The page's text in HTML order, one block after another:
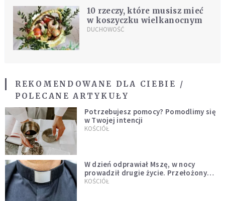
10 rzeczy, które musisz mieć
w koszyczku wielkanocnym
DUCHOWOŚĆ
REKOMENDOWANE DLA CIEBIE /
POLECANE ARTYKUŁY
Potrzebujesz pomocy? Pomodlimy się
w Twojej intencji
KOŚCIÓŁ
W dzień odprawiał Mszę, w nocy
prowadził drugie życie. Przełożony
kazał mu opuścić zakon
KOŚCIÓŁ